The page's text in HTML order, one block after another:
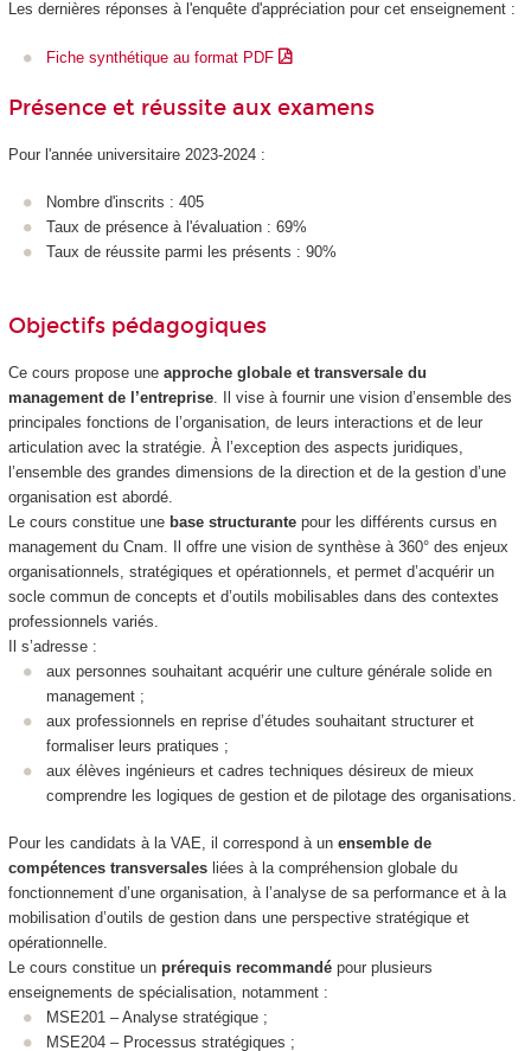
Les dernières réponses à l'enquête d'appréciation pour cet enseignement :
Fiche synthétique au format PDF
Présence et réussite aux examens
Pour l'année universitaire 2023-2024 :
Nombre d'inscrits : 405
Taux de présence à l'évaluation : 69%
Taux de réussite parmi les présents : 90%
Objectifs pédagogiques
Ce cours propose une approche globale et transversale du
management de l’entreprise. Il vise à fournir une vision d’ensemble des
principales fonctions de l’organisation, de leurs interactions et de leur
articulation avec la stratégie. À l’exception des aspects juridiques,
l’ensemble des grandes dimensions de la direction et de la gestion d’une
organisation est abordé.
Le cours constitue une base structurantepour les différents cursus en
management du Cnam. Il offre une vision de synthèse à 360° des enjeux
organisationnels, stratégiques et opérationnels, et permet d’acquérir un
socle commun de concepts et d’outils mobilisables dans des contextes
professionnels variés.
Il s’adresse :
aux personnes souhaitant acquérir une culture générale solide en
management ;
aux professionnels en reprise d’études souhaitant structurer et
formaliser leurs pratiques ;
aux élèves ingénieurs et cadres techniques désireux de mieux
comprendre les logiques de gestion et de pilotage des organisations.
Pour les candidats à la VAE, il correspond à un ensemble de
compétences transversalesliées à la compréhension globale du
fonctionnement d’une organisation, à l’analyse de sa performance et à la
mobilisation d’outils de gestion dans une perspective stratégique et
opérationnelle.
Le cours constitue un prérequis recommandépour plusieurs
enseignements de spécialisation, notamment :
MSE201 – Analyse stratégique ;
MSE204 – Processus stratégiques ;